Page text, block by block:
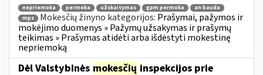
nepriemoka permoka užskaitymas gpm permoka
an bauda
mps
Mokesčių žinyno kategorijos: Prašymai, pažymos ir
mokėjimo duomenys » Pažymų užsakymas ir prašymų
teikimas » Prašymas atidėti arba išdėstyti mokestinę
nepriemoką
Dėl Valstybinės mokesčių inspekcijos prie